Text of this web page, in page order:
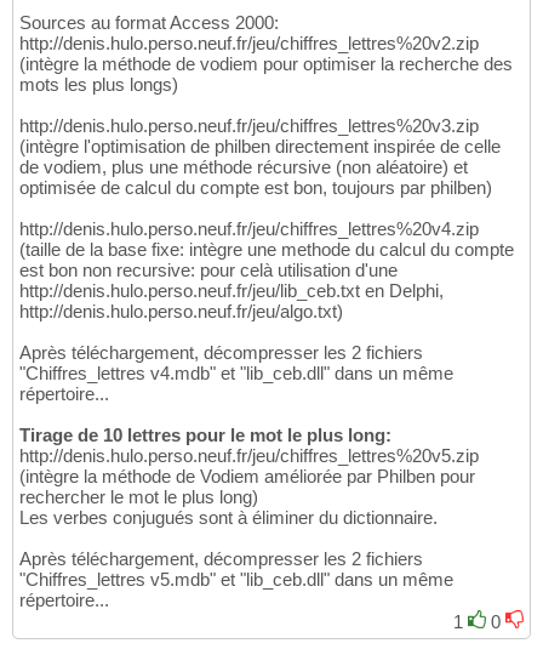
Sources au format Access 2000:
http://denis.hulo.perso.neuf.fr/jeu/chiffres_lettres%20v2.zip
(intègre la méthode de vodiem pour optimiser la recherche des
mots les plus longs)
http://denis.hulo.perso.neuf.fr/jeu/chiffres_lettres%20v3.zip
(intègre l'optimisation de philben directement inspirée de celle
de vodiem, plus une méthode récursive (non aléatoire) et
optimisée de calcul du compte est bon, toujours par philben)
http://denis.hulo.perso.neuf.fr/jeu/chiffres_lettres%20v4.zip
(taille de la base fixe: intègre une methode du calcul du compte
est bon non recursive: pour celà utilisation d'une
http://denis.hulo.perso.neuf.fr/jeu/lib_ceb.txt en Delphi,
http://denis.hulo.perso.neuf.fr/jeu/algo.txt)
Après téléchargement, décompresser les 2 fichiers
"Chiffres_lettres v4.mdb" et "lib_ceb.dll" dans un même
répertoire...
Tirage de 10 lettres pour le mot le plus long:
http://denis.hulo.perso.neuf.fr/jeu/chiffres_lettres%20v5.zip
(intègre la méthode de Vodiem améliorée par Philben pour
rechercher le mot le plus long)
Les verbes conjugués sont à éliminer du dictionnaire.
Après téléchargement, décompresser les 2 fichiers
"Chiffres_lettres v5.mdb" et "lib_ceb.dll" dans un même
répertoire...
1
0